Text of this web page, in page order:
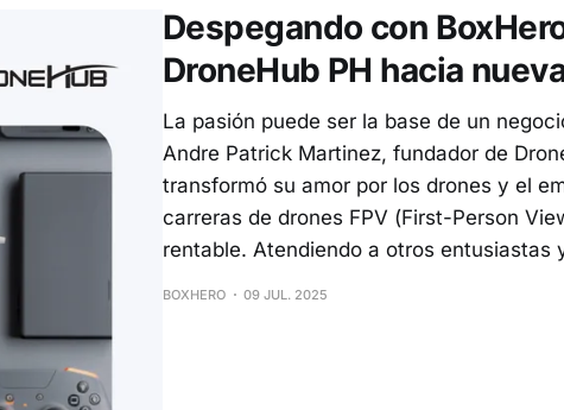
Despegando con
DroneHub PH hacia
La pasión puede ser la base de un
Andre Patrick Martinez, fundador de
transformó su amor por los drones y el
carreras de drones FPV (First-Person
rentable. Atendiendo a otros entusiastas
BOXHERO 09 JUL. 2025